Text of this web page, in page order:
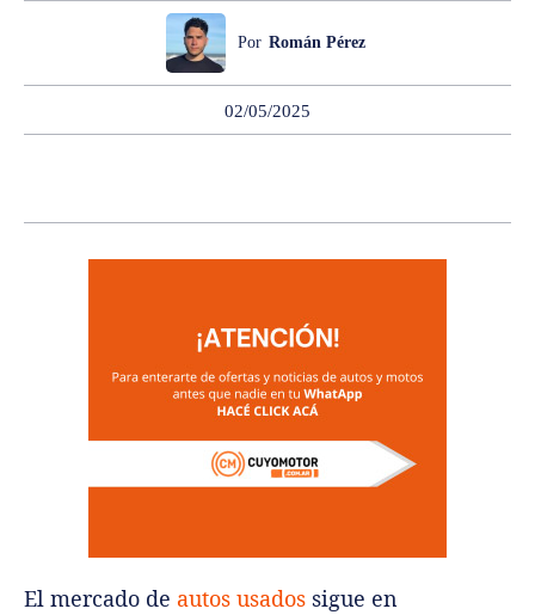
Por Román Pérez
02/05/2025
El mercado de autos usados sigue en